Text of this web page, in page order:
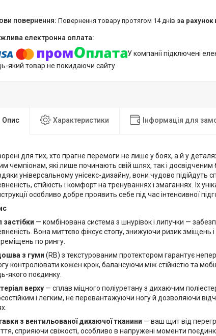
повернення товару протягом 14 днів за рахунок
У компанії підключені
який товар не покидаючи сайту.
Опис Характеристики Інформація для
для тих, хто прагне перемоги не лише у боях, а й у
чемпіонам, які лише починають свій шлях, так і досвідченим
універсальному унісекс-дизайну, вони чудово підійдуть
стійкість і комфорт на тренуваннях і змаганнях. Їх
особливо добре проявить себе під час інтенсивної
застібки — комбінована система з шнурівок і липучки —
Вона миттєво фіксує стопу, знижуючи ризик зміщень і
по рингу.
з гуми (RB) з текстурованим протектором гарантує
контролювати кожен крок, балансуючи між стійкістю та
якого поєдинку.
верху — сплав міцного поліуретану з дихаючим
і легким, не перевантажуючи ногу й дозволяючи
з вентильованої дихаючої тканини — ваш щит від
сприяючи свіжості, особливо в напружені моменти